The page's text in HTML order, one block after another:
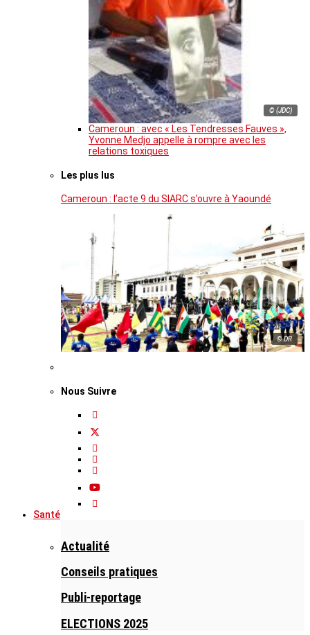
© (JDC)
Cameroun : avec « Les Tendresses Fauves »,
Yvonne Medjo appelle à rompre avec les
relations toxiques
Les plus lus
Cameroun : l’acte 9 du SIARC s’ouvre à Yaoundé
© DR
Nous Suivre
Santé
Actualité
Conseils pratiques
Publi-reportage
ELECTIONS 2025